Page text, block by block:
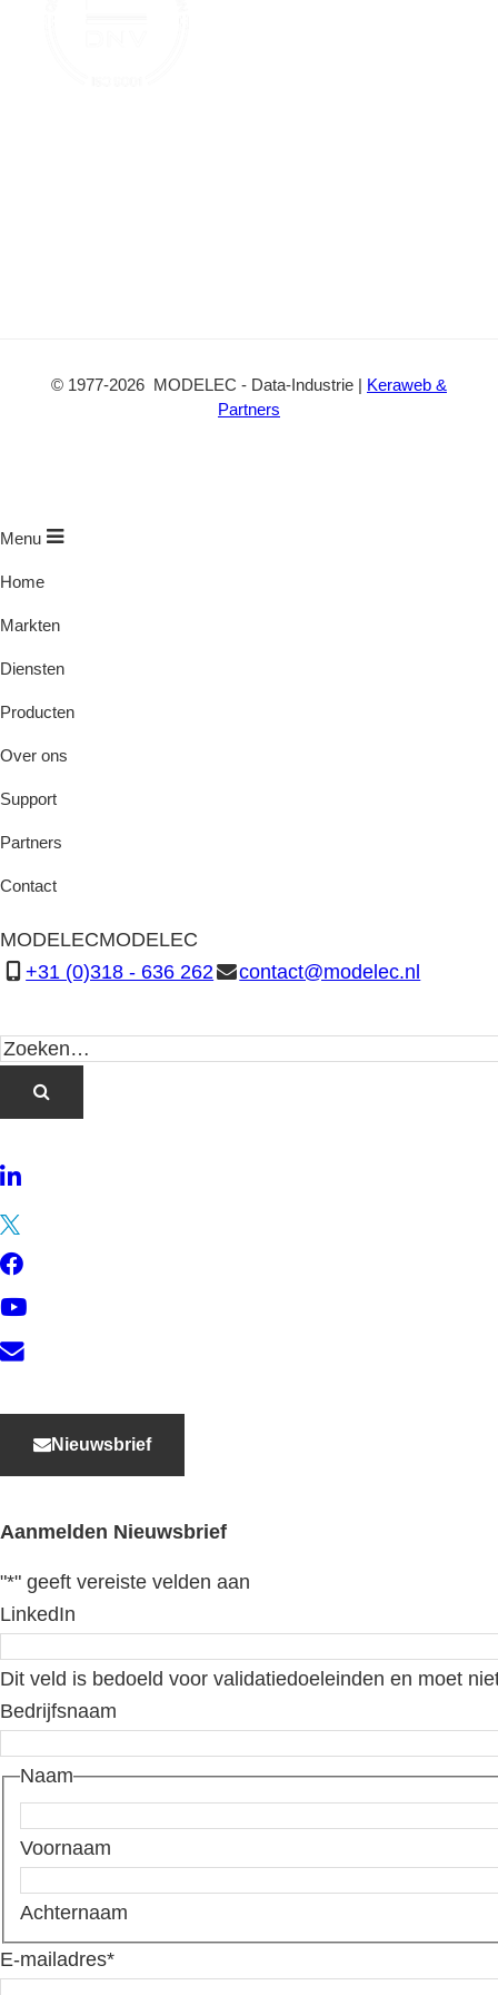
© 1977-2026 MODELEC - Data-Industrie | Keraweb &
Partners
Menu
Home
Markten
Diensten
Producten
Over ons
Support
Partners
Contact
MODELECMODELEC
+31 (0)318 - 636 262
contact@modelec.nl
LinkedIn
YouTube
Contact
Nieuwsbrief
Aanmelden Nieuwsbrief
"*" geeft vereiste velden aan
LinkedIn
Dit veld is bedoeld voor validatiedoeleinden en moet
Bedrijfsnaam
Naam
Voornaam
Achternaam
E-mailadres*